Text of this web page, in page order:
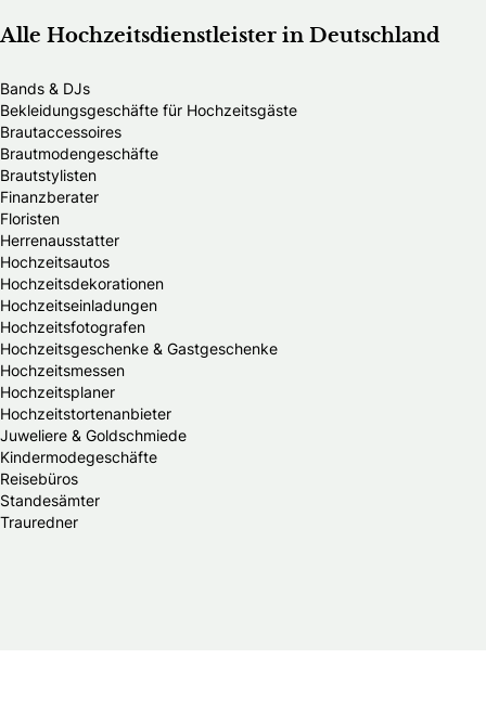
Alle Hochzeitsdienstleister in Deutschland
Bands & DJs
Bekleidungsgeschäfte für Hochzeitsgäste
Brautaccessoires
Brautmodengeschäfte
Brautstylisten
Finanzberater
Floristen
Herrenausstatter
Hochzeitsautos
Hochzeitsdekorationen
Hochzeitseinladungen
Hochzeitsfotografen
Hochzeitsgeschenke & Gastgeschenke
Hochzeitsmessen
Hochzeitsplaner
Hochzeitstortenanbieter
Juweliere & Goldschmiede
Kindermodegeschäfte
Reisebüros
Standesämter
Trauredner